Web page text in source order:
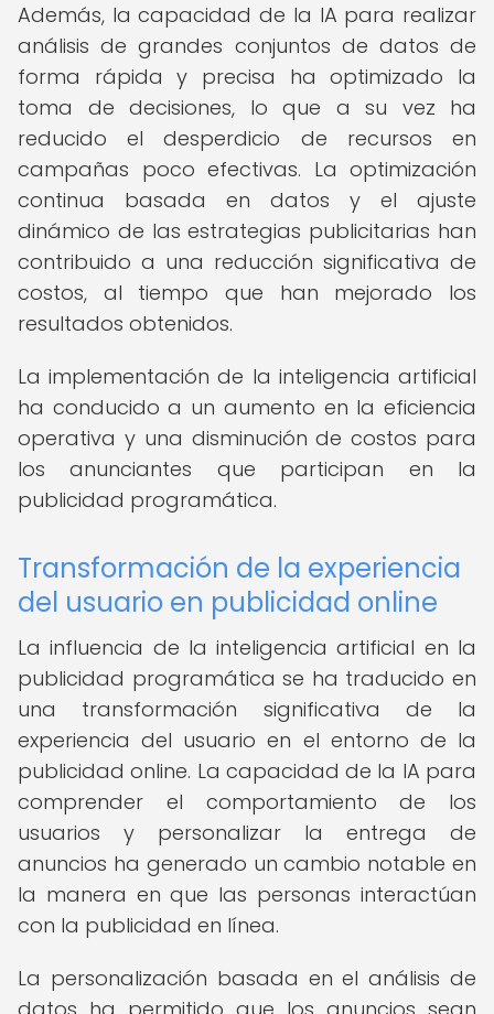
Además, la capacidad de la IA para realizar
análisis de grandes conjuntos de datos de
forma rápida y precisa ha optimizado la
toma de decisiones, lo que a su vez ha
reducido el desperdicio de recursos en
campañas poco efectivas. La optimización
continua basada en datos y el ajuste
dinámico de las estrategias publicitarias han
contribuido a una reducción significativa de
costos, al tiempo que han mejorado los
resultados obtenidos.
La implementación de la inteligencia artificial
ha conducido a un aumento en la eficiencia
operativa y una disminución de costos para
los anunciantes que participan en la
publicidad programática.
Transformación de la experiencia
del usuario en publicidad online
La influencia de la inteligencia artificial en la
publicidad programática se ha traducido en
una transformación significativa de la
experiencia del usuario en el entorno de la
publicidad online. La capacidad de la IA para
comprender el comportamiento de los
usuarios y personalizar la entrega de
anuncios ha generado un cambio notable en
la manera en que las personas interactúan
con la publicidad en línea.
La personalización basada en el análisis de